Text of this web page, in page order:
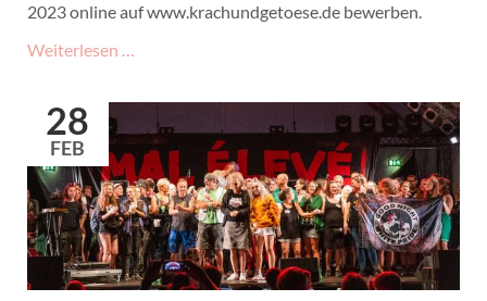
2023 online auf www.krachundgetoese.de bewerben.
Weiterlesen …
Bewerbungsphase
noch
bis
2.
April
28
FEB